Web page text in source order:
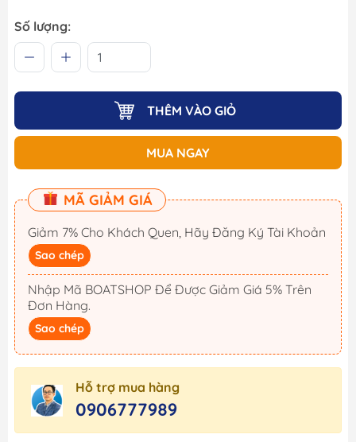
Số lượng:
THÊM VÀO GIỎ
MUA NGAY
MÃ GIẢM GIÁ
Giảm 7% Cho Khách Quen, Hãy Đăng Ký Tài Khoản
Sao chép
Nhập Mã BOATSHOP Để Được Giảm Giá 5% Trên
Đơn Hàng.
Sao chép
Hỗ trợ mua hàng
0906777989